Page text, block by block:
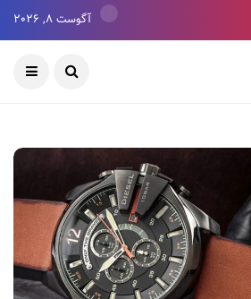
آگوست 8, 2026